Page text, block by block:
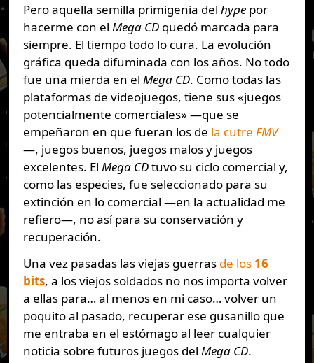
Pero aquella semilla primigenia del hypepor
hacerme con el Mega CDquedó marcada para
siempre. El tiempo todo lo cura. La evolución
gráfica queda difuminada con los años. No todo
fue una mierda en el Mega CD. Como todas las
plataformas de videojuegos, tiene sus «juegos
potencialmente comerciales» —que se
empeñaron en que fueran los de la cutre FMV
—, juegos buenos, juegos malos y juegos
excelentes. El Mega CDtuvo su ciclo comercial y,
como las especies, fue seleccionado para su
extinción en lo comercial —en la actualidad me
refiero—, no así para su conservación y
recuperación.
Una vez pasadas las viejas guerras de los 16
bits, a los viejos soldados no nos importa volver
a ellas para… al menos en mi caso… volver un
poquito al pasado, recuperar ese gusanillo que
me entraba en el estómago al leer cualquier
noticia sobre futuros juegos del Mega CD.